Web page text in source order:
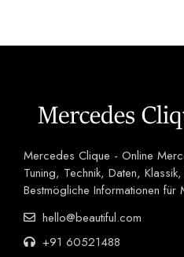
Mercedes Clique - Online
Tuning, Technik, Daten,
Bestmögliche Informationen für
hello@beautiful.com
+91 60521488